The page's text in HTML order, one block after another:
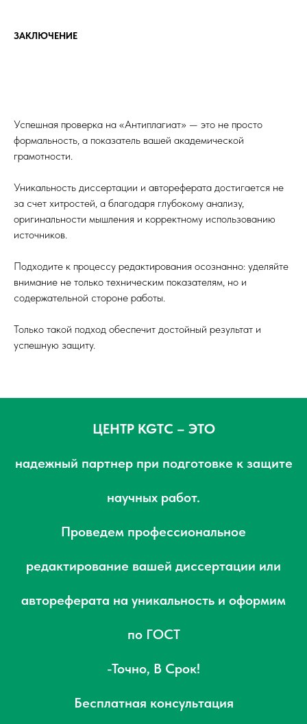
ЗАКЛЮЧЕНИЕ
Успешная проверка на «Антиплагиат» — это не просто
формальность, а показатель вашей академической
грамотности.
Уникальность диссертации и автореферата достигается не
за счет хитростей, а благодаря глубокому анализу,
оригинальности мышления и корректному использованию
источников.
Подходите к процессу редактирования осознанно: уделяйте
внимание не только техническим показателям, но и
содержательной стороне работы.
Только такой подход обеспечит достойный результат и
успешную защиту.
ЦЕНТР KGTC – ЭТО
надежный партнер при подготовке к защите
научных работ.
Проведем профессиональное
редактирование вашей диссертации или
автореферата на уникальность и оформим
по ГОСТ
-Точно, В Срок!
Бесплатная консультация